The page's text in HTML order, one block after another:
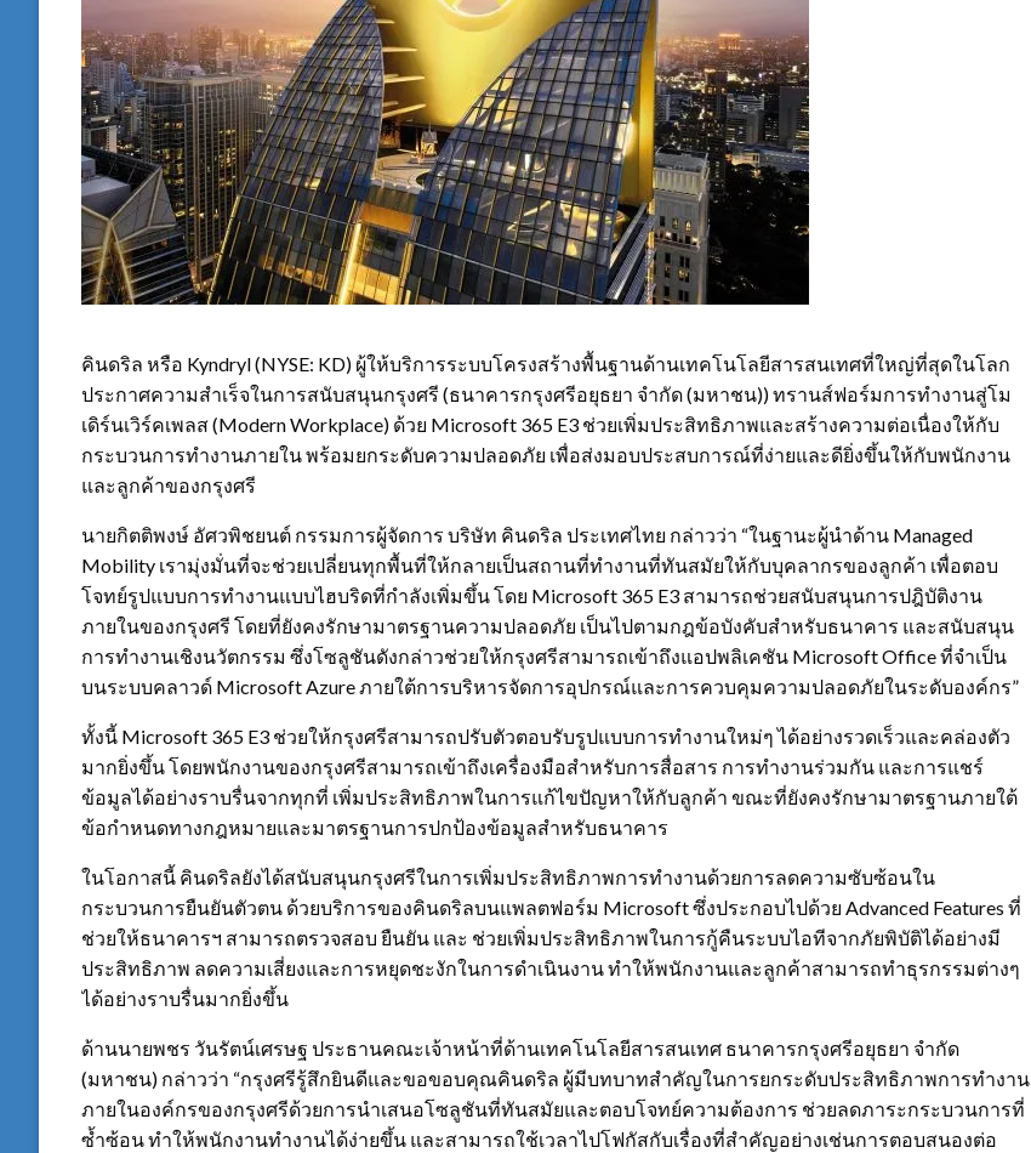
คินดริล หรือ Kyndryl (NYSE: KD) ผู้ให้บริการระบบโครงสร้างพื้นฐานด้านเทคโนโลยีสารสนเทศที่ใหญ่ที่สุดในโลก
ประกาศความสำเร็จในการสนับสนุนกรุงศรี (ธนาคารกรุงศรีอยุธยา จำกัด (มหาชน)) ทรานส์ฟอร์มการทำงานสู่โม
เดิร์นเวิร์คเพลส (Modern Workplace) ด้วย Microsoft 365 E3 ช่วยเพิ่มประสิทธิภาพและสร้างความต่อเนื่องให้กับ
กระบวนการทำงานภายใน พร้อมยกระดับความปลอดภัย เพื่อส่งมอบประสบการณ์ที่ง่ายและดียิ่งขึ้นให้กับพนักงาน
และลูกค้าของกรุงศรี
นายกิตติพงษ์ อัศวพิชยนต์ กรรมการผู้จัดการ บริษัท คินดริล ประเทศไทย กล่าวว่า “ในฐานะผู้นำด้าน Managed
Mobility เรามุ่งมั่นที่จะช่วยเปลี่ยนทุกพื้นที่ให้กลายเป็นสถานที่ทำงานที่ทันสมัยให้กับบุคลากรของลูกค้า เพื่อตอบ
โจทย์รูปแบบการทำงานแบบไฮบริดที่กำลังเพิ่มขึ้น โดย Microsoft 365 E3 สามารถช่วยสนับสนุนการปฎิบัติงาน
ภายในของกรุงศรี โดยที่ยังคงรักษามาตรฐานความปลอดภัย เป็นไปตามกฎข้อบังคับสำหรับธนาคาร และสนับสนุน
การทำงานเชิงนวัตกรรม ซึ่งโซลูชันดังกล่าวช่วยให้กรุงศรีสามารถเข้าถึงแอปพลิเคชัน Microsoft Office ที่จำเป็น
บนระบบคลาวด์ Microsoft Azure ภายใต้การบริหารจัดการอุปกรณ์และการควบคุมความปลอดภัยในระดับองค์กร”
ทั้งนี้ Microsoft 365 E3 ช่วยให้กรุงศรีสามารถปรับตัวตอบรับรูปแบบการทำงานใหม่ๆ ได้อย่างรวดเร็วและคล่องตัว
มากยิ่งขึ้น โดยพนักงานของกรุงศรีสามารถเข้าถึงเครื่องมือสำหรับการสื่อสาร การทำงานร่วมกัน และการแชร์
ข้อมูลได้อย่างราบรื่นจากทุกที่ เพิ่มประสิทธิภาพในการแก้ไขปัญหาให้กับลูกค้า ขณะที่ยังคงรักษามาตรฐานภายใต้
ข้อกำหนดทางกฎหมายและมาตรฐานการปกป้องข้อมูลสำหรับธนาคาร
ในโอกาสนี้ คินดริลยังได้สนับสนุนกรุงศรีในการเพิ่มประสิทธิภาพการทำงานด้วยการลดความซับซ้อนใน
กระบวนการยืนยันตัวตน ด้วยบริการของคินดริลบนแพลตฟอร์ม Microsoft ซึ่งประกอบไปด้วย Advanced Features ที่
ช่วยให้ธนาคารฯ สามารถตรวจสอบ ยืนยัน และ ช่วยเพิ่มประสิทธิภาพในการกู้คืนระบบไอทีจากภัยพิบัติได้อย่างมี
ประสิทธิภาพ ลดความเสี่ยงและการหยุดชะงักในการดำเนินงาน ทำให้พนักงานและลูกค้าสามารถทำธุรกรรมต่างๆ
ได้อย่างราบรื่นมากยิ่งขึ้น
ด้านนายพชร วันรัตน์เศรษฐ ประธานคณะเจ้าหน้าที่ด้านเทคโนโลยีสารสนเทศ ธนาคารกรุงศรีอยุธยา จำกัด
(มหาชน) กล่าวว่า “กรุงศรีรู้สึกยินดีและขอขอบคุณคินดริล ผู้มีบทบาทสำคัญในการยกระดับประสิทธิภาพการทำงาน
ภายในองค์กรของกรุงศรีด้วยการนำเสนอโซลูชันที่ทันสมัยและตอบโจทย์ความต้องการ ช่วยลดภาระกระบวนการที่
ซ้ำซ้อน ทำให้พนักงานทำงานได้ง่ายขึ้น และสามารถใช้เวลาไปโฟกัสกับเรื่องที่สำคัญอย่างเช่นการตอบสนองต่อ